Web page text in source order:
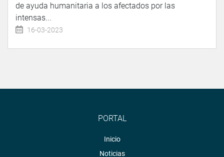
de ayuda humanitaria a los afectados por las
intensas...
16-03-2023
PORTAL
Inicio
Noticias